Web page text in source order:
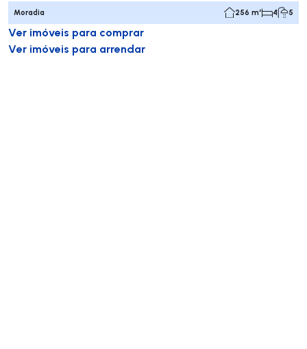
Moradia 256 m² 4 5
Ver imóveis para comprar
Ver imóveis para arrendar